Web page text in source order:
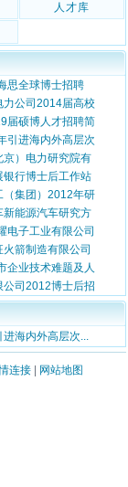
人才库
思全球博士招聘
力公司2014届高校
届硕博人才招聘简
引进海内外高层次
京）电力研究院有
银行博士后工作站
（集团）2012年研
新能源汽车研究方
电子工业有限公司
箭制造有限公司
企业技术难题及人
公司2012博士后招
海内外高层次...
连接 网站地图